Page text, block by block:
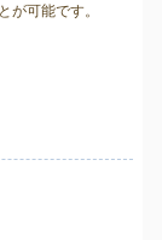
が可能です。